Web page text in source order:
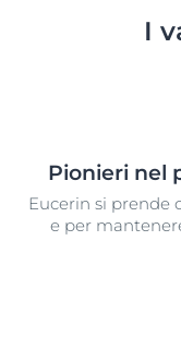
I
Pionieri nel
Eucerin si prende
e per